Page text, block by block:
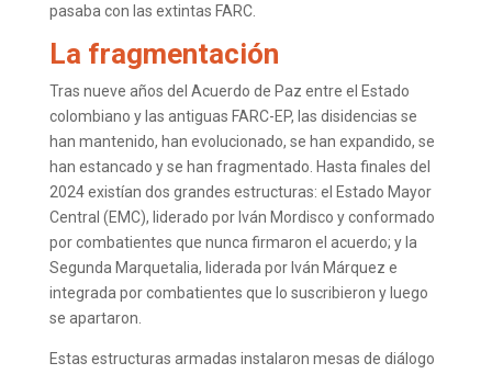
pasaba con las extintas FARC.
La fragmentación
Tras nueve años del Acuerdo de Paz entre el Estado
colombiano y las antiguas FARC-EP, las disidencias se
han mantenido, han evolucionado, se han expandido, se
han estancado y se han fragmentado. Hasta finales del
2024 existían dos grandes estructuras: el Estado Mayor
Central (EMC), liderado por Iván Mordisco y conformado
por combatientes que nunca firmaron el acuerdo; y la
Segunda Marquetalia, liderada por Iván Márquez e
integrada por combatientes que lo suscribieron y luego
se apartaron.
Estas estructuras armadas instalaron mesas de diálogo